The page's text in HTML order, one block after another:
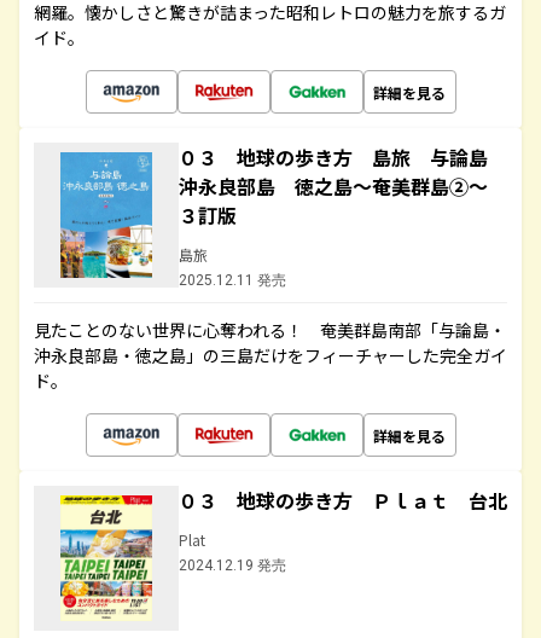
網羅。懐かしさと驚きが詰まった昭和レトロの魅力を旅するガ
イド。
詳細を見る
０３ 地球の歩き方 島旅 与論島
沖永良部島 徳之島～奄美群島②～
３訂版
島旅
2025.12.11 発売
見たことのない世界に心奪われる！ 奄美群島南部「与論島・
沖永良部島・徳之島」の三島だけをフィーチャーした完全ガイ
ド。
詳細を見る
０３ 地球の歩き方 Ｐｌａｔ 台北
Plat
2024.12.19 発売